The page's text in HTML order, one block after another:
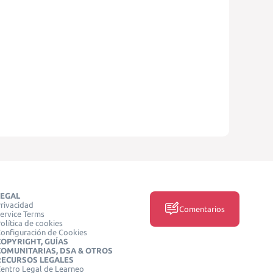
Terms
de cookies
de Cookies
GUÍAS
DSA & OTROS
LEGALES
Legal de Learneo
Comentarios